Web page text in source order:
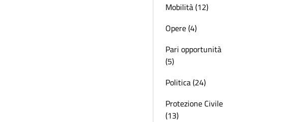
Mobilità (12)
Opere (4)
Pari opportunità
(5)
Politica (24)
Protezione Civile
(13)